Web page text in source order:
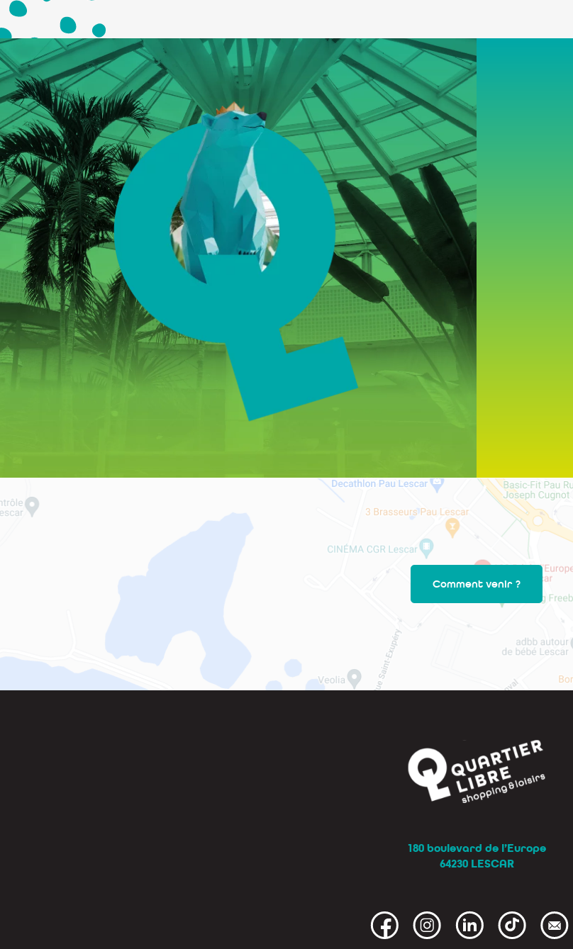
Comment venir ?
180 boulevard de l’Europe
64230 LESCAR